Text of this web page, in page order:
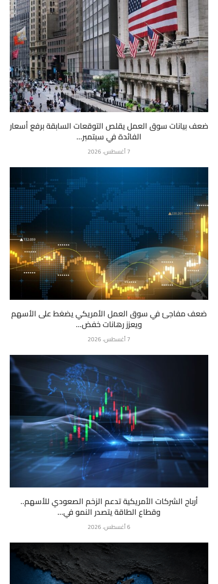
ضعف بيانات سوق العمل يقلص التوقعات السابقة برفع أسعار
الفائدة في سبتمبر...
7 أغسطس، 2026
ضعف مفاجئ في سوق العمل الأمريكي يضغط على الأسهم
ويعزز رهانات خفض...
7 أغسطس، 2026
أرباح الشركات الأمريكية تدعم الزخم الصعودي للأسهم..
وقطاع الطاقة يتصدر النمو في...
6 أغسطس، 2026